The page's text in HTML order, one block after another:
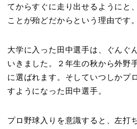
てからすぐに走り出せるようにと
ことが殆どだからという理由です。
大学に入った田中選手は、ぐんぐ
いきました。２年生の秋から外野
に選ばれます。そしていつしかプ
すようになった田中選手。
プロ野球入りを意識すると、左打